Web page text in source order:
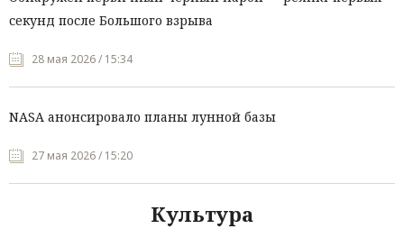
секунд после Большого взрыва
28 мая 2026 / 15:34
NASA анонсировало планы лунной базы
27 мая 2026 / 15:20
Культура